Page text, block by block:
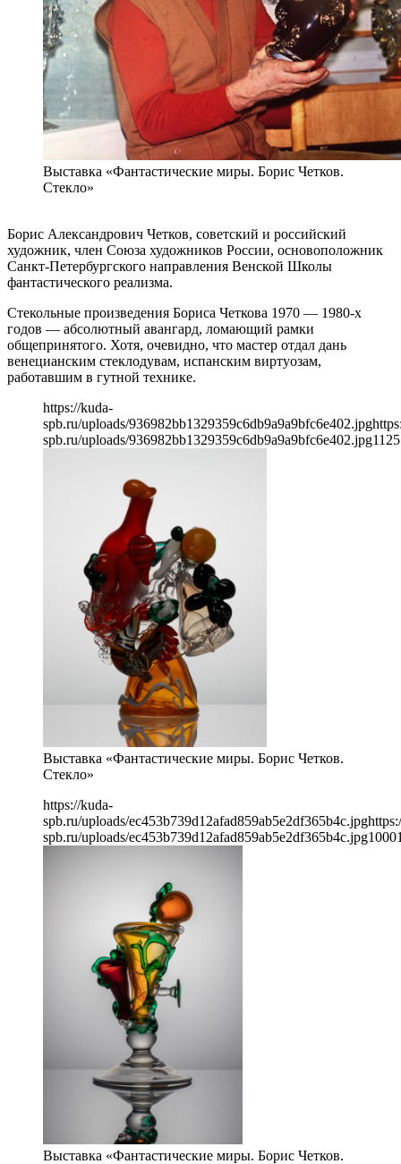
Выставка «Фантастические миры. Борис Четков.
Стекло»
Борис Александрович Четков, советский и российский
художник, член Союза художников России, основоположник
Санкт-Петербургского направления Венской Школы
фантастического реализма.
Стекольные произведения Бориса Четкова 1970 — 1980-х
годов — абсолютный авангард, ломающий рамки
общепринятого. Хотя, очевидно, что мастер отдал дань
венецианским стеклодувам, испанским виртуозам,
работавшим в гутной технике.
https://kuda-
spb.ru/uploads/936982bb1329359c6db9a9a9bfc6e402.jpg
spb.ru/uploads/936982bb1329359c6db9a9a9bfc6e402.jpg1125
Выставка «Фантастические миры. Борис Четков.
Стекло»
https://kuda-
spb.ru/uploads/ec453b739d12afad859ab5e2df365b4c.jpg
spb.ru/uploads/ec453b739d12afad859ab5e2df365b4c.jpg1000
Выставка «Фантастические миры. Борис Четков.